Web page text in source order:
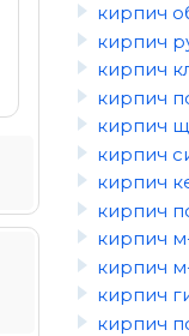
кирпич
кирпич
кирпич
кирпич
кирпич
кирпич
кирпич
кирпич
кирпич
кирпич
кирпич
кирпич